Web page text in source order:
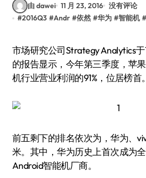
由 dawei 11 月 23, 2016 没有评论
#2016Q3 #Andr #依然 #华为 #智能机
市场研究公司Strategy Analytics于11月22日发布最新
的报告显示，今年第三季度，苹
机行业营业利润的91%，位居榜首。
前五剩下的排名依次为，华为、
米。其中，华为历史上首次成为
Android智能机厂商。